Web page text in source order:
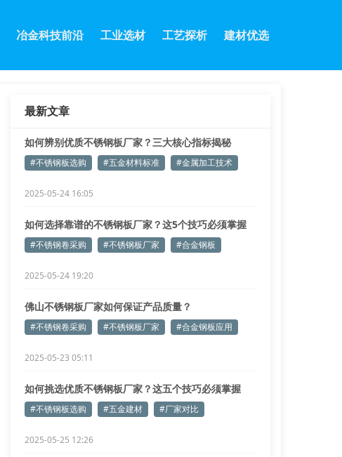
冶金科技前沿 工业选材 工艺探析 建材优选
最新文章
如何辨别优质不锈钢板厂家？三大核心指标揭秘
#不锈钢板选购 #五金材料标准 #金属加工技术
2025-05-24 16:05
如何选择靠谱的不锈钢板厂家？这5个技巧必须掌握
#不锈钢卷采购 #不锈钢板厂家 #合金钢板
2025-05-24 19:20
佛山不锈钢板厂家如何保证产品质量？
#不锈钢卷采购 #不锈钢板厂家 #合金钢板应用
2025-05-23 05:11
如何挑选优质不锈钢板厂家？这五个技巧必须掌握
#不锈钢板选购 #五金建材 #厂家对比
2025-05-25 12:26